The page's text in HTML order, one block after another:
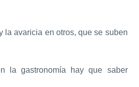
la avaricia en otros, que se suben
la gastronomía hay que saber